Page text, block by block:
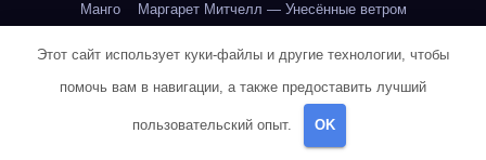
Манго Маргарет Митчелл — Унесённые ветром
Марк Твен — Приключения Тома Сойера
Марк Твен — Приключения Тома Сойера
Марк Твен — Приключения Тома Сойера
Этот сайт использует куки-файлы и другие технологии, чтобы
помочь вам в навигации, а также предоставить лучший
пользовательский опыт. OK